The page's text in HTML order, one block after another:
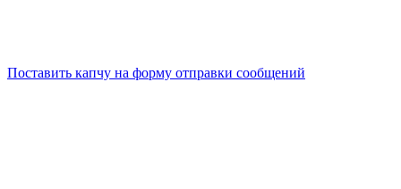
Поставить капчу на форму отправки сообщений